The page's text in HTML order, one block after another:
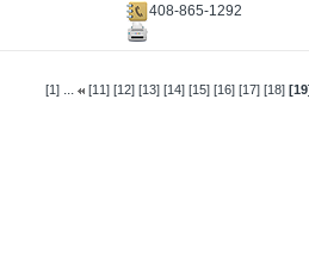
408-865-1292
[1] ... [11] [12] [13] [14] [15] [16] [17] [18]